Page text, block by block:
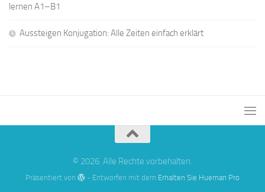
lernen A1–B1
Aussteigen Konjugation: Alle Zeiten einfach erklärt
© 2026. Alle Rechte vorbehalten.
Präsentiert von - Entworfen mit dem Erhalten Sie Hueman Pro